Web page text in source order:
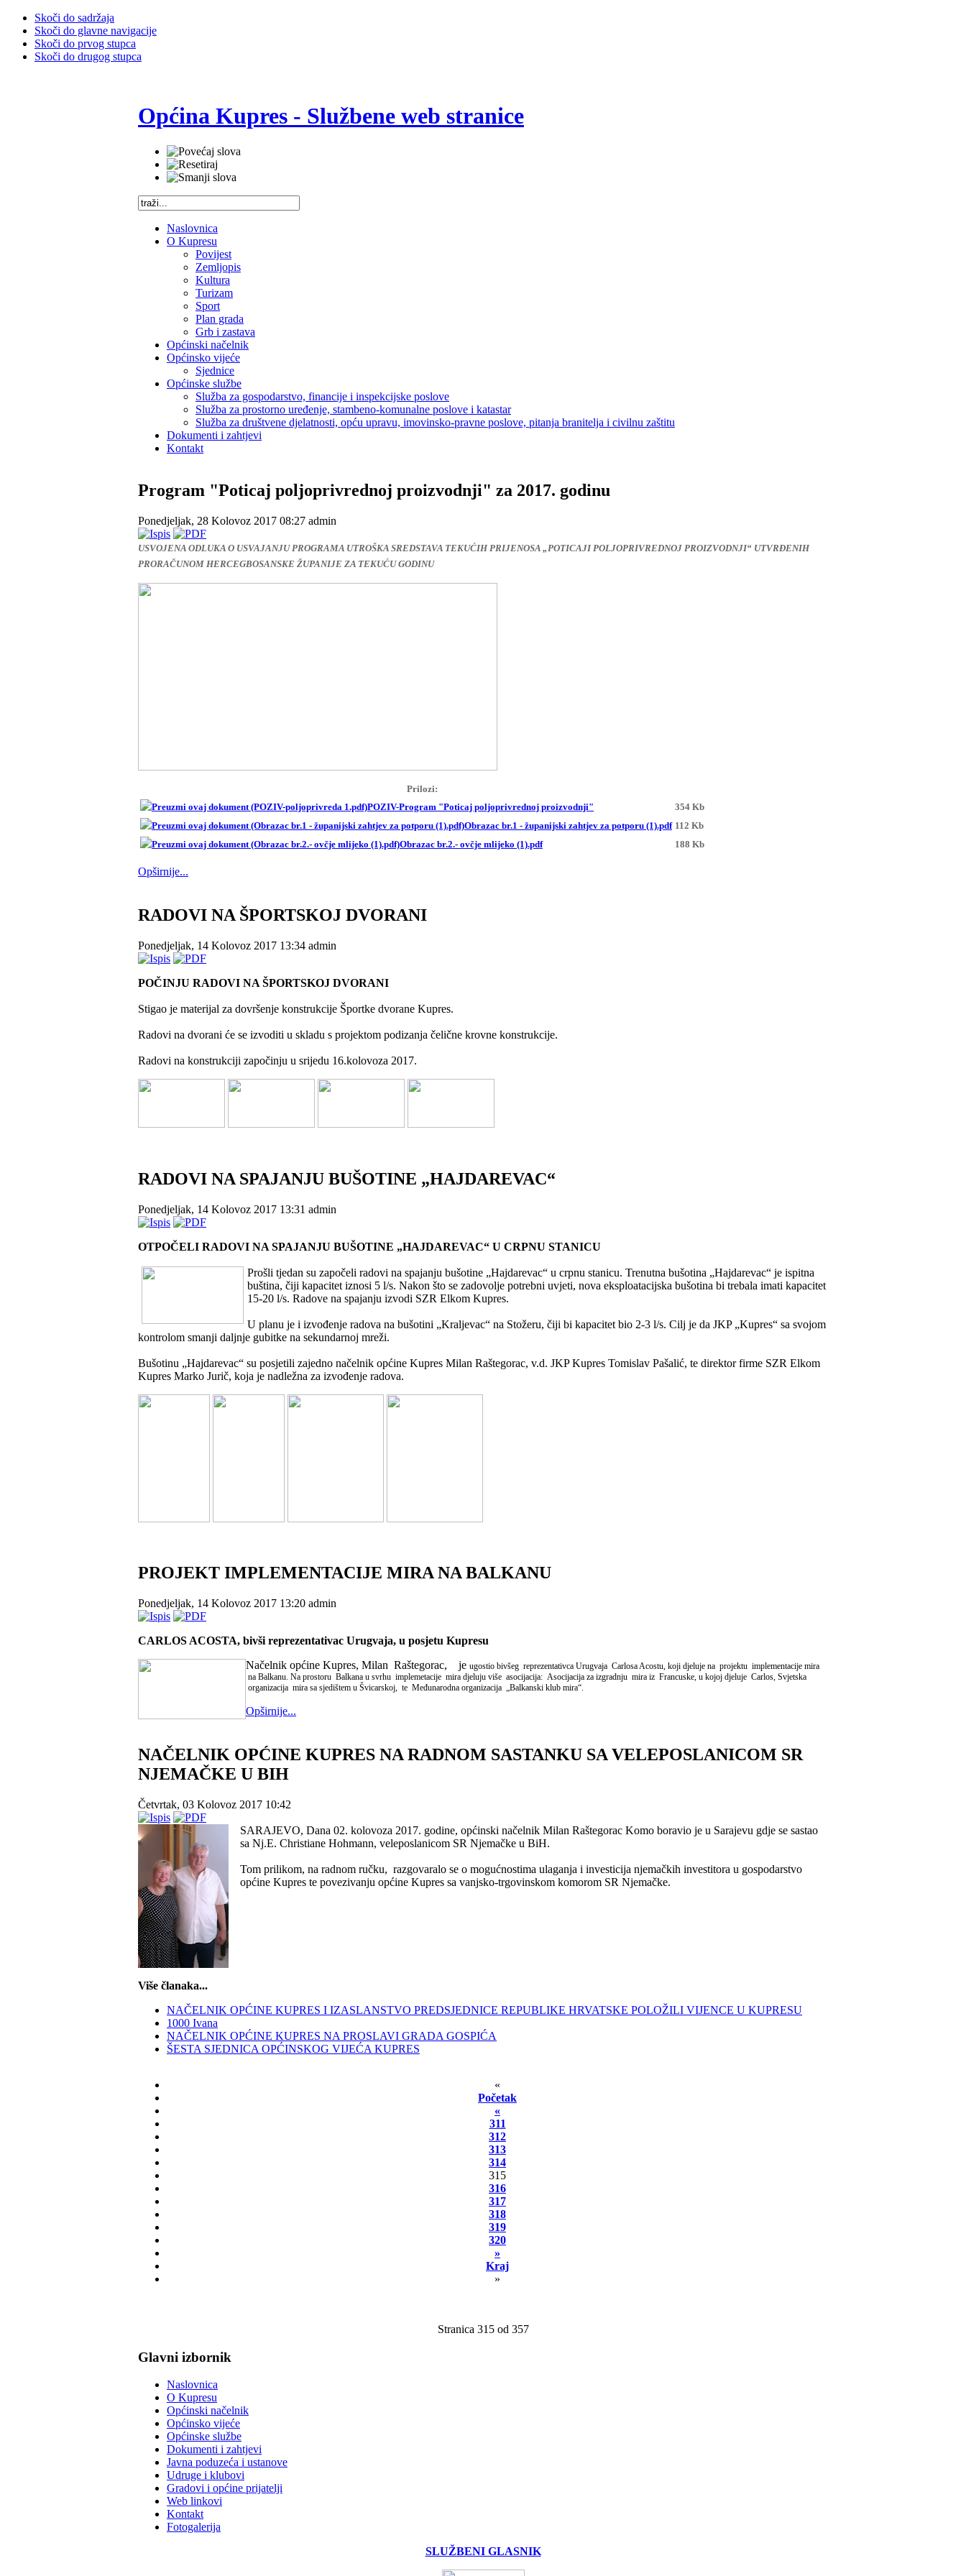
Skoči do sadržaja
Skoči do glavne navigacije
Skoči do prvog stupca
Skoči do drugog stupca
Općina Kupres - Službene web stranice
Naslovnica
O Kupresu
Povijest
Zemljopis
Kultura
Turizam
Sport
Plan grada
Grb i zastava
Općinski načelnik
Općinsko vijeće
Sjednice
Općinske službe
Služba za gospodarstvo, financije i inspekcijske poslove
Služba za prostorno uređenje, stambeno-komunalne poslove i katastar
Služba za društvene djelatnosti, opću upravu, imovinsko-pravne poslove, pitanja branitelja i civilnu zaštitu
Dokumenti i zahtjevi
Kontakt
Program "Poticaj poljoprivrednoj proizvodnji" za 2017. godinu
Ponedjeljak, 28 Kolovoz 2017 08:27 admin
USVOJENA ODLUKA O USVAJANJU PROGRAMA UTROŠKA SREDSTAVA TEKUĆIH PRIJENOSA „POTICAJI POLJOPRIVREDNOJ PROIZVODNJI“ UTVRĐENIH
PRORAČUNOM HERCEGBOSANSKE ŽUPANIJE ZA TEKUĆU GODINU
Prilozi:
POZIV-Program "Poticaj poljoprivrednoj proizvodnji"
354 Kb
Obrazac br.1 - županijski zahtjev za potporu (1).pdf 112 Kb
Obrazac br.2.- ovčje mlijeko (1).pdf
188 Kb
Opširnije...
RADOVI NA ŠPORTSKOJ DVORANI
Ponedjeljak, 14 Kolovoz 2017 13:34 admin
POČINJU RADOVI NA ŠPORTSKOJ DVORANI
Stigao je materijal za dovršenje konstrukcije Športke dvorane Kupres.
Radovi na dvorani će se izvoditi u skladu s projektom podizanja čelične krovne konstrukcije.
Radovi na konstrukciji započinju u srijedu 16.kolovoza 2017.
RADOVI NA SPAJANJU BUŠOTINE „HAJDAREVAC“
Ponedjeljak, 14 Kolovoz 2017 13:31 admin
OTPOČELI RADOVI NA SPAJANJU BUŠOTINE „HAJDAREVAC“ U CRPNU STANICU
Prošli tjedan su započeli radovi na spajanju bušotine „Hajdarevac“ u crpnu stanicu. Trenutna bušotina „Hajdarevac“ je ispitna
buština, čiji kapacitet iznosi 5 l/s. Nakon što se zadovolje potrebni uvjeti, nova eksploatacijska bušotina bi trebala imati kapacitet
15-20 l/s. Radove na spajanju izvodi SZR Elkom Kupres.
U planu je i izvođenje radova na bušotini „Kraljevac“ na Stožeru, čiji bi kapacitet bio 2-3 l/s. Cilj je da JKP „Kupres“ sa svojom
kontrolom smanji daljnje gubitke na sekundarnoj mreži.
Bušotinu „Hajdarevac“ su posjetili zajedno načelnik općine Kupres Milan Raštegorac, v.d. JKP Kupres Tomislav Pašalić, te direktor firme SZR Elkom
Kupres Marko Jurič, koja je nadležna za izvođenje radova.
PROJEKT IMPLEMENTACIJE MIRA NA BALKANU
Ponedjeljak, 14 Kolovoz 2017 13:20 admin
CARLOS ACOSTA, bivši reprezentativac Urugvaja, u posjetu Kupresu
Načelnik općine Kupres, Milan Raštegorac, je ugostio bivšeg reprezentativca Urugvaja Carlosa Acostu, koji djeluje na projektu implementacije mira
na Balkanu. Na prostoru Balkana u svrhu implemetacije mira djeluju više asocijacija: Asocijacija za izgradnju mira iz Francuske, u kojoj djeluje Carlos, Svjetska
organizacija mira sa sjedištem u Švicarskoj, te Međunarodna organizacija „Balkanski klub mira“.
Opširnije...
NAČELNIK OPĆINE KUPRES NA RADNOM SASTANKU SA VELEPOSLANICOM SR
NJEMAČKE U BIH
Četvrtak, 03 Kolovoz 2017 10:42
SARAJEVO, Dana 02. kolovoza 2017. godine, općinski načelnik Milan Raštegorac Komo boravio je u Sarajevu gdje se sastao
sa Nj.E. Christiane Hohmann, veleposlanicom SR Njemačke u BiH.
Tom prilikom, na radnom ručku, razgovaralo se o mogućnostima ulaganja i investicija njemačkih investitora u gospodarstvo
općine Kupres te povezivanju općine Kupres sa vanjsko-trgovinskom komorom SR Njemačke.
Više članaka...
NAČELNIK OPĆINE KUPRES I IZASLANSTVO PREDSJEDNICE REPUBLIKE HRVATSKE POLOŽILI VIJENCE U KUPRESU
1000 Ivana
NAČELNIK OPĆINE KUPRES NA PROSLAVI GRADA GOSPIĆA
ŠESTA SJEDNICA OPĆINSKOG VIJEĆA KUPRES
«
Početak
«
311
312
313
314
315
316
317
318
319
320
»
Kraj
»
Stranica 315 od 357
Glavni izbornik
Naslovnica
O Kupresu
Općinski načelnik
Općinsko vijeće
Općinske službe
Dokumenti i zahtjevi
Javna poduzeća i ustanove
Udruge i klubovi
Gradovi i općine prijatelji
Web linkovi
Kontakt
Fotogalerija
SLUŽBENI GLASNIK